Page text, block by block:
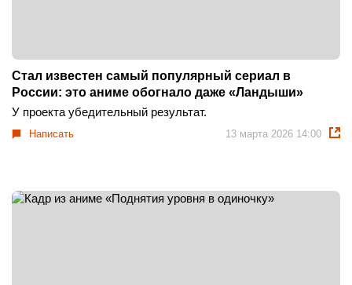
Стал известен самый популярный сериал в
России: это аниме обогнало даже «Ландыши»
У проекта убедительный результат.
Написать 13 марта 2026 14:00